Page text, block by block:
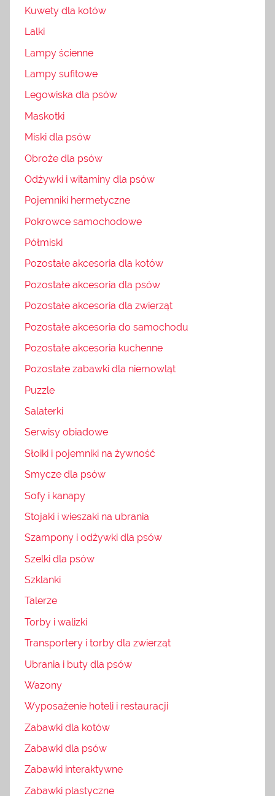
Kuwety dla kotów
Lalki
Lampy ścienne
Lampy sufitowe
Legowiska dla psów
Maskotki
Miski dla psów
Obroże dla psów
Odżywki i witaminy dla psów
Pojemniki hermetyczne
Pokrowce samochodowe
Półmiski
Pozostałe akcesoria dla kotów
Pozostałe akcesoria dla psów
Pozostałe akcesoria dla zwierząt
Pozostałe akcesoria do samochodu
Pozostałe akcesoria kuchenne
Pozostałe zabawki dla niemowląt
Puzzle
Salaterki
Serwisy obiadowe
Słoiki i pojemniki na żywność
Smycze dla psów
Sofy i kanapy
Stojaki i wieszaki na ubrania
Szampony i odżywki dla psów
Szelki dla psów
Szklanki
Talerze
Torby i walizki
Transportery i torby dla zwierząt
Ubrania i buty dla psów
Wazony
Wyposażenie hoteli i restauracji
Zabawki dla kotów
Zabawki dla psów
Zabawki interaktywne
Zabawki plastyczne